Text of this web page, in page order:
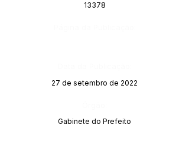
13378
27 de setembro de 2022
Gabinete do Prefeito